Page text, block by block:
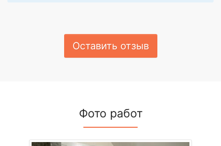
Оставить отзыв
Фото работ